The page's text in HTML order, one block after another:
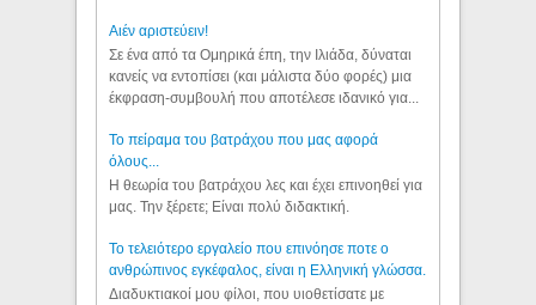
Aιέν αριστεύειν!
Σε ένα από τα Ομηρικά έπη, την Ιλιάδα, δύναται
κανείς να εντοπίσει (και μάλιστα δύο φορές) μια
έκφραση-συμβουλή που αποτέλεσε ιδανικό για...
Το πείραμα του βατράχου που μας αφορά
όλους...
Η θεωρία του βατράχου λες και έχει επινοηθεί για
μας. Την ξέρετε; Είναι πολύ διδακτική.
Το τελειότερο εργαλείο που επινόησε ποτε ο
ανθρώπινος εγκέφαλος, είναι η Ελληνική γλώσσα.
Διαδυκτιακοί μου φίλοι, που υιοθετίσατε με